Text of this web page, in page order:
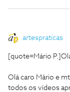
artespraticas
[quote=Mário
Olá caro Mário e
todos os vídeos